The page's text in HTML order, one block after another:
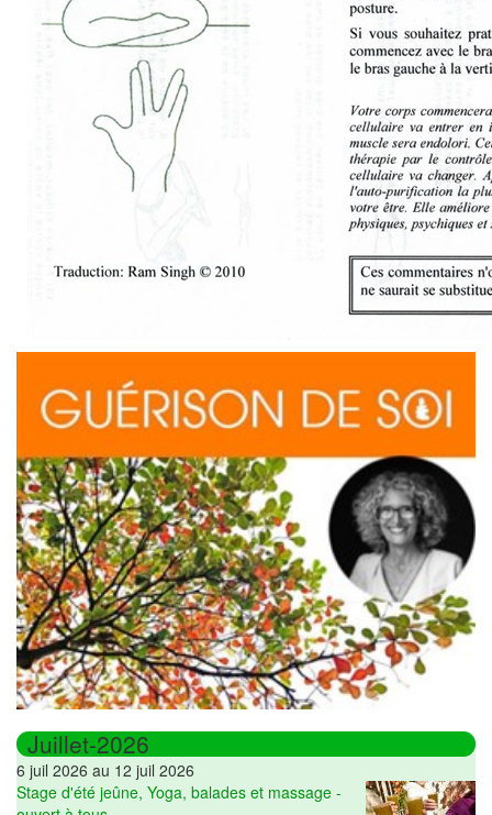
Juillet-2026
6 juil 2026 au 12 juil 2026
Stage d'été jeûne, Yoga, balades et massage -